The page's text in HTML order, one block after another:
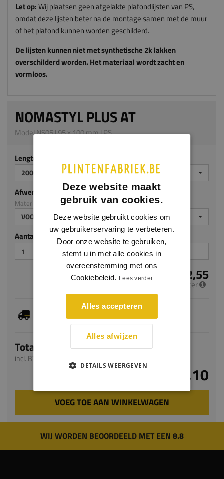
Let op:Wij plaatsen geen afgelakte plafondlijsten van PS,
omdat deze lijsten beter na de montage samen met de muur
of het plafond kunnen worden geschilderd.
De lijsten kunnen niet met synthetische 2k lakken
overschilderd worden. Het materiaal wordt zacht en
vormloos.
NOMASTYL PLUS AT
Model NS05 | 95 x 100 mm | PS
Lengte (mm)
2000
Afwerking
Materiaal: PS
VOORGELAKT
Aantal stuks
€ 12,55
per meter
Dit artikel is voorradig, de verwachte levertijd
bedraagt 1-3 werkdagen
Totaal
incl. BTW
€ 25,10
VOEG TOE AAN WINKELWAGEN
WIJ WORDEN BEOORDEELD MET EEN 8.8
Deze website maakt
gebruik van cookies.
Deze website gebruikt cookies om
uw gebruikerservaring te verbeteren.
Door onze website te gebruiken,
stemt u in met alle cookies in
overeenstemming met ons
Cookiebeleid. Lees verder
Alles accepteren
Alles afwijzen
DETAILS WEERGEVEN